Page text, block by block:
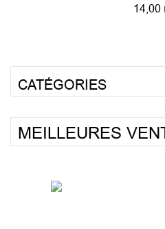
14,00
CATÉGORIES
MEILLEURES